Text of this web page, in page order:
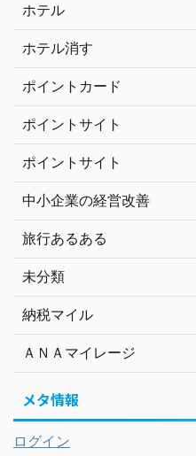
ホテル
ホテル消す
ポイントカード
ポイントサイト
ポイントサイト
中小企業の経営改善
旅行あるある
未分類
納税マイル
ＡＮＡマイレージ
メタ情報
ログイン